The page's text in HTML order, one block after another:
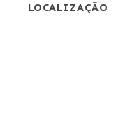
LOCALIZAÇÃO